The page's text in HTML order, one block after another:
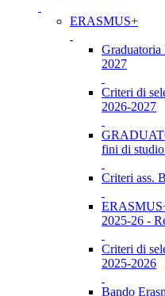
ERASMUS+
2027
Criteri di
2026-2027
fini di
Criteri ass.
2025-26 -
Criteri di
2025-2026
Bando